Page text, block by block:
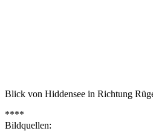
Blick von Hiddensee in Richtung
****
Bildquellen: